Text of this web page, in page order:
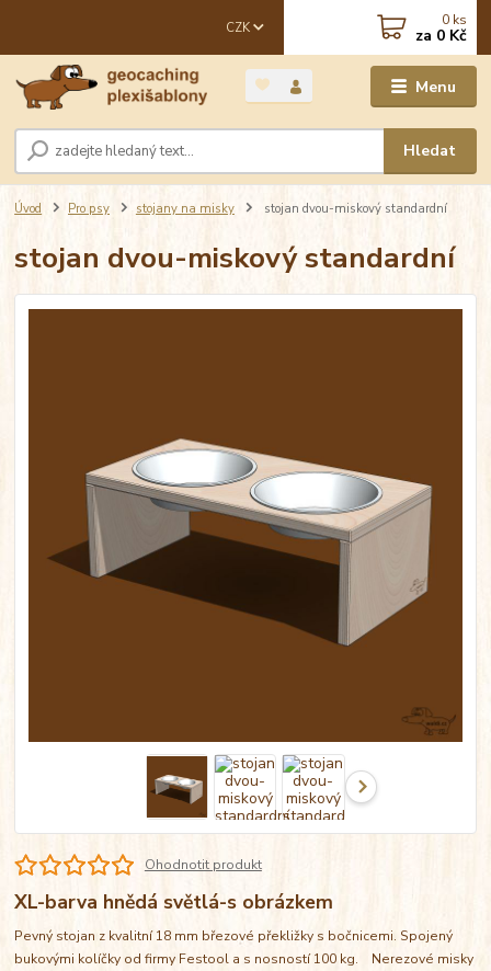
Menu
CZK
Hledat
0 ks
za 0 Kč
Úvod Pro psy stojany na misky stojan dvou-miskový standardní
stojan dvou-miskový standardní
Ohodnotit produkt
XL-barva hnědá světlá-s obrázkem
Pevný stojan z kvalitní 18 mm březové překližky s bočnicemi. Spojený
bukovými kolíčky od firmy Festool a s nosností 100 kg. Nerezové misky